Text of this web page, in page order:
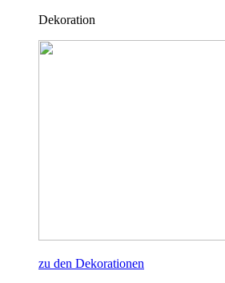
Dekoration
zu den Dekorationen